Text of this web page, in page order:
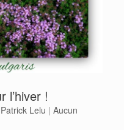
l’hiver !
Patrick Lelu | Aucun